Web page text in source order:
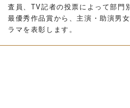
査員、TV記者の投票によって部門
最優秀作品賞から、主演・助演男
ラマを表彰します。